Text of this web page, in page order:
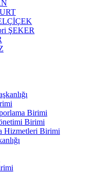
ŞEKER
Birimi
Birimi
Hizmetleri Birimi